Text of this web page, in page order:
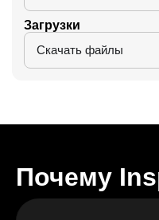
Загрузки
Скачать файлы
Почему